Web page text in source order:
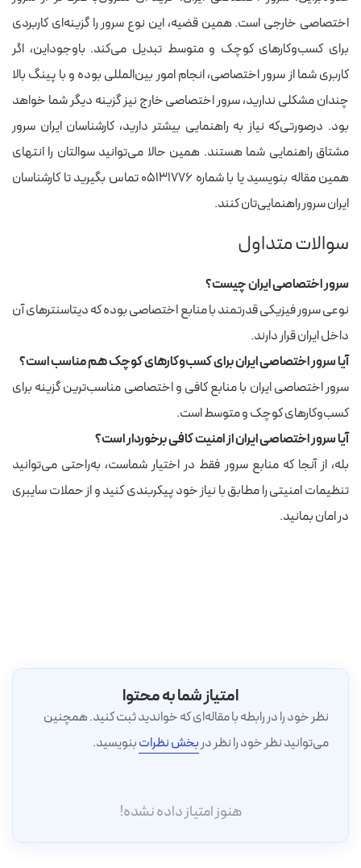
امنیت
حفاظت از اطلاعات
براساس قوانین داخلی
کشور
امنیت بالا، ولی مشکلات
دسترسی در ایران ممکن است
پیش بیاید
اختصاصی خارجی است. همین قضیه،‌ این نوع سرور را گزینه‌ای کاربردی
برای کسب‌وکارهای کوچک و متوسط تبدیل می‌کند. باوجوداین، اگر
کاربری شما از سرور اختصاصی، انجام امور بین‌المللی بوده و با پینگ بالا
چندان مشکلی ندارید، سرور اختصاصی خارج نیز گزینه دیگر شما خواهد
بود. درصورتی‌که نیاز به راهنمایی بیشتر دارید، کارشناسان ایران سرور
مشتاق راهنمایی شما هستند. همین حالا می‌توانید سوالتان را انتهای
همین مقاله بنویسید یا با شماره ۰۵۱۳۱۷۷۶ تماس بگیرید تا کارشناسان
ایران سرور راهنمایی‌تان کنند.
سوالات متداول
سرور اختصاصی ایران چیست؟
نوعی سرور فیزیکی قدرتمند با منابع اختصاصی بوده که دیتاسنترهای آن
داخل ایران قرار دارند.
آیا سرور اختصاصی ایران برای کسب‌وکارهای کوچک هم مناسب است؟
سرور اختصاصی ایران با منابع کافی و اختصاصی مناسب‌ترین گزینه برای
کسب‌وکارهای کوچک و متوسط است.
آیا سرور اختصاصی ایران از امنیت کافی برخوردار است؟
بله، از آنجا که منابع سرور فقط در اختیار شماست، به‌راحتی می‌توانید
تنظیمات امنیتی را مطابق با نیاز خود پیکربندی کنید و از حملات سایبری
در امان بمانید.
امتیاز شما به محتوا
نظر خود را در رابطه با مقاله‌ای که خواندید ثبت کنید. همچنین
می‌توانید نظر خود را نظر در بخش نظراتبنویسید.
هنوز امتیاز داده نشده!